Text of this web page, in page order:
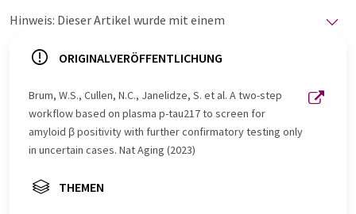
Hinweis: Dieser Artikel wurde mit einem
LUMITOS bietet diese automatischen Übersetzungen
Nachrichten zu präsentieren. Da dieser Artikel mit
automatischer Übersetzung übersetzt wurde, ist es
möglich, dass er Fehler im Vokabular, in der Syntax oder
in der Grammatik enthält. Den ursprünglichen Artikel in
ORIGINALVERÖFFENTLICHUNG
Brum, W.S., Cullen, N.C., Janelidze, S. et al. A two-step
workflow based on plasma p-tau217 to screen for
amyloid β positivity with further confirmatory testing only
in uncertain cases. Nat Aging (2023)
THEMEN